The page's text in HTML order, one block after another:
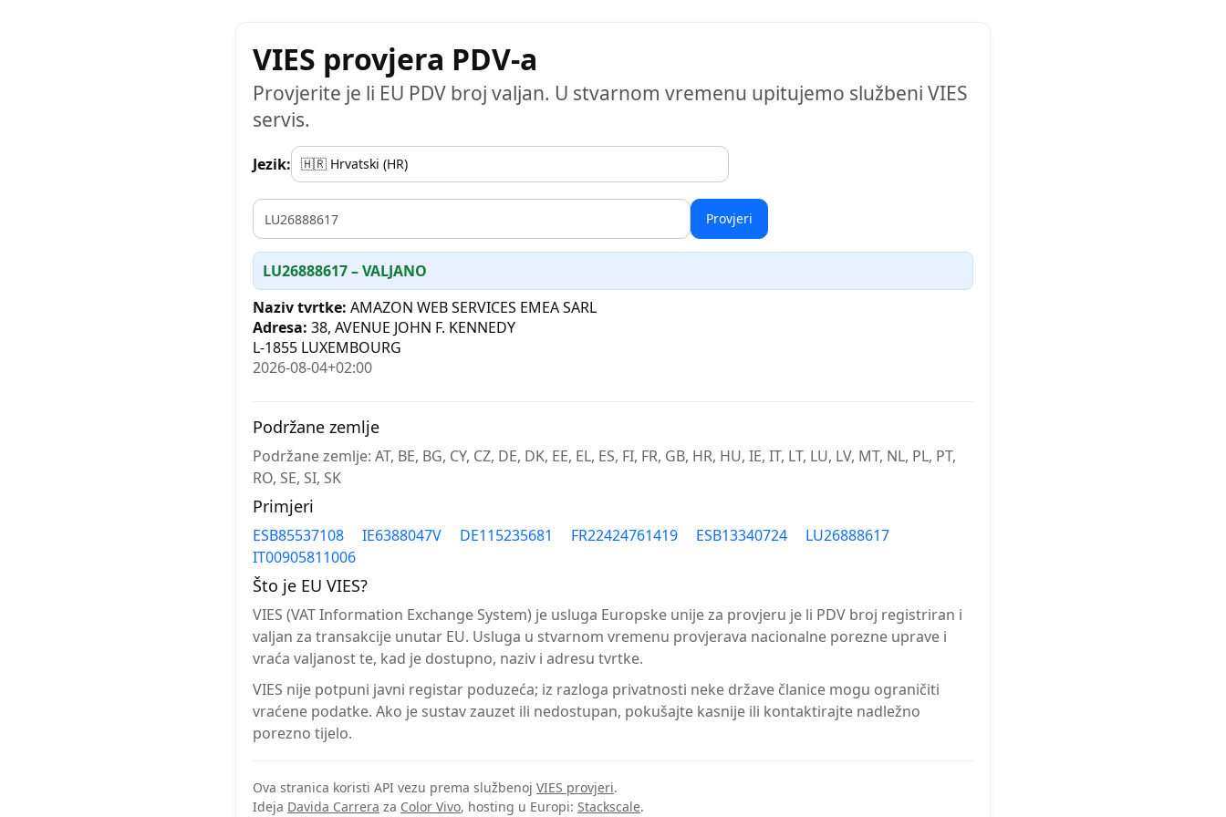
VIES provjera PDV-a
Provjerite je li EU PDV broj valjan. U stvarnom vremenu upitujemo službeni VIES
servis.
Jezik:
VAT Provjeri
LU26888617 – VALJANO
Naziv tvrtke: AMAZON WEB SERVICES EMEA SARL
Adresa: 38, AVENUE JOHN F. KENNEDY
L-1855 LUXEMBOURG
2026-08-04+02:00
Podržane zemlje
Podržane zemlje: AT, BE, BG, CY, CZ, DE, DK, EE, EL, ES, FI, FR, GB, HR, HU, IE, IT, LT, LU, LV, MT, NL, PL, PT,
RO, SE, SI, SK
Primjeri
ESB85537108 IE6388047V DE115235681 FR22424761419 ESB13340724
LU26888617
IT00905811006
Što je EU VIES?
VIES (VAT Information Exchange System) je usluga Europske unije za provjeru je li PDV broj registriran i
valjan za transakcije unutar EU. Usluga u stvarnom vremenu provjerava nacionalne porezne uprave i
vraća valjanost te, kad je dostupno, naziv i adresu tvrtke.
VIES nije potpuni javni registar poduzeća; iz razloga privatnosti neke države članice mogu ograničiti
vraćene podatke. Ako je sustav zauzet ili nedostupan, pokušajte kasnije ili kontaktirajte nadležno
porezno tijelo.
Ova stranica koristi API vezu prema službenoj VIES provjeri.
Ideja Davida Carrera za Color Vivo, hosting u Europi: Stackscale.